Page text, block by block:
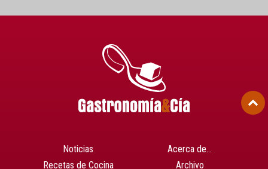
Noticias
Recetas de Cocina
Acerca de…
Archivo